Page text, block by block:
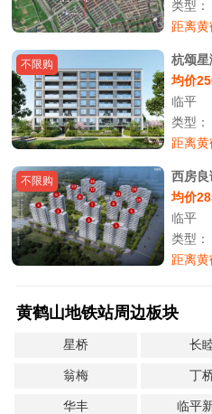
类型
距离
不限购
杭颂
均价
临平
类型
距离
不限购
西房
均价
临平
类型
距离
黄鹤山地铁站周边板块
星桥 长
翁梅 丁
华丰 临平